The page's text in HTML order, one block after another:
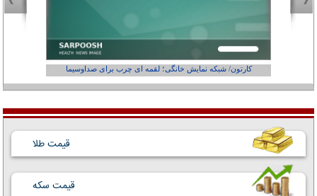
کارتون/ شبکه نمایش خانگی؛ لقمه ای چرب برای صداوسیما
قیمت طلا
قیمت سکه